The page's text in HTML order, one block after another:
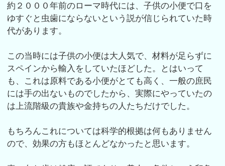
約２０００年前のローマ時代には、子供の小便で口を
ゆすぐと虫歯にならないという説が信じられていた時
代があります。
この当時には子供の小便は大人気で、材料が足らずに
スペインから輸入をしていたほどした。とはいって
も、これは原料である小便がとても高く、一般の庶民
には手の出ないものでしたから、実際にやっていたの
は上流階級の貴族や金持ちの人たちだけでした。
もちろんこれについては科学的根拠は何もありません
ので、効果の方もほとんどなかったと思います。